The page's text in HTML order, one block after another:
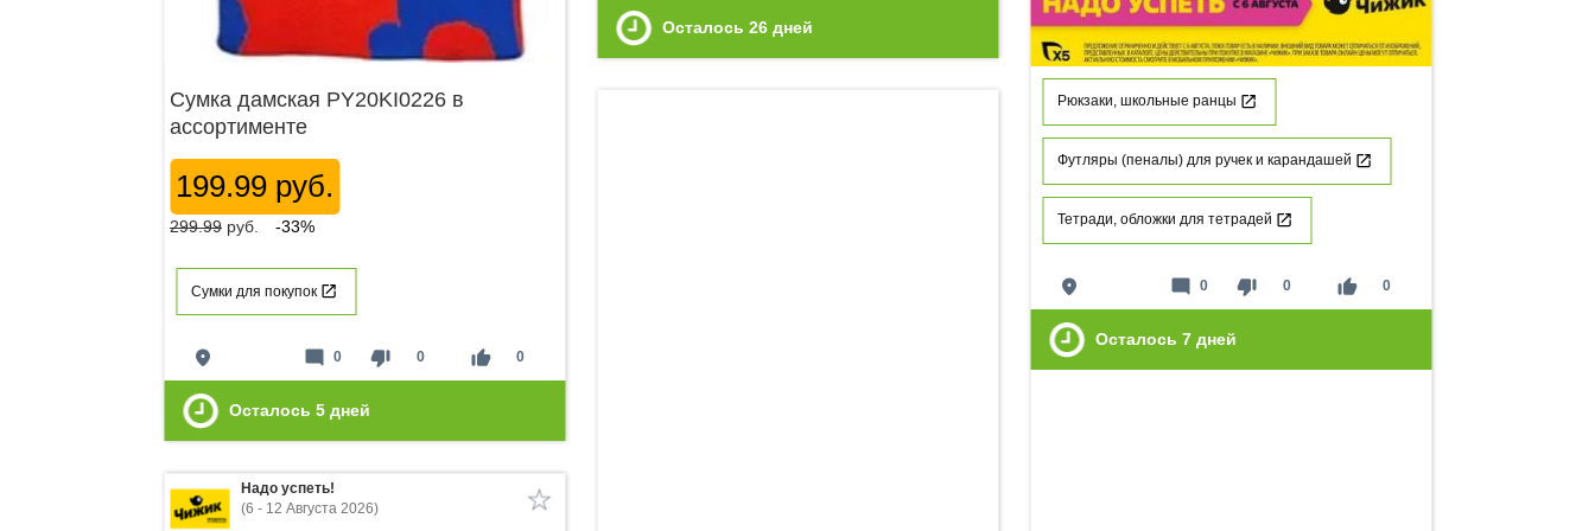
Сумка дамская PY20KI0226 в
ассортименте
199.99 руб.
299.99 руб. -33%
Сумки для покупок
place thumb_down 0 thumb_up 0
mode_comment 0
Осталось 5 дней
Осталось 26 дней
Рюкзаки, школьные ранцы
Футляры (пеналы) для ручек и карандашей
Тетради, обложки для тетрадей
place thumb_down 0 thumb_up 0
mode_comment 0
Осталось 7 дней
Надо успеть!
(6 - 12 Августа 2026)